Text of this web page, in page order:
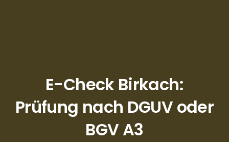
E-Check Birkach:
Prüfung nach DGUV oder
BGV A3